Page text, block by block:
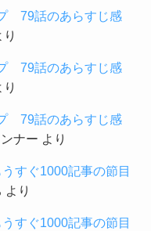
79話のあらすじ感
り
79話のあらすじ感
り
79話のあらすじ感
ナー より
すぐ1000記事の節目
より
すぐ1000記事の節目